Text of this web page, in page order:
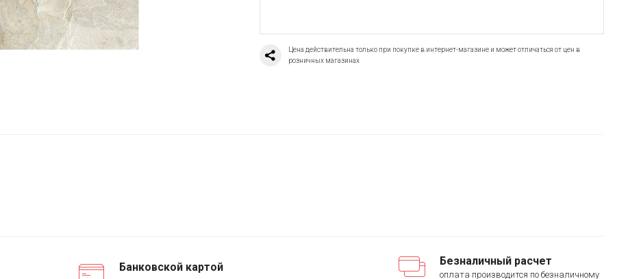
Цена действительна только при покупке в интернет-магазине и может отличаться от цен в
розничных магазинах
Банковской картой Безналичный расчет
оплата производится по безналичному